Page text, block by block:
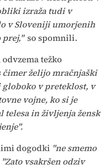
izraža tudi v
v Sloveniji umorjenih
prej," so spomnili.
težko
čimer želijo mračnjaški
v preteklost, v
vojne, ko si je
in življenja žensk
dogodki "ne smemo
vsakršen odziv